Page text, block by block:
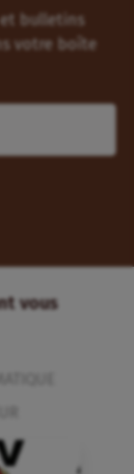
bulletins
votre boîte
vous